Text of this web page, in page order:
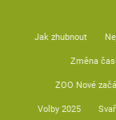
Jak zhubnout
Změna
ZOO Nové
Volby 2025